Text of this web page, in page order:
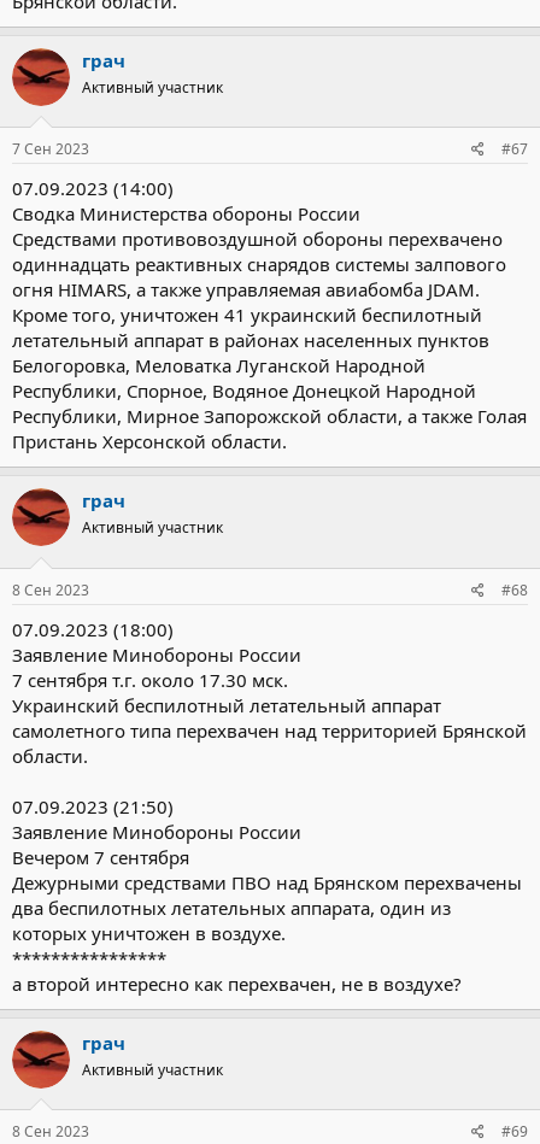
грач
Активный участник
7 Сен 2023 #67
07.09.2023 (14:00)
Сводка Министерства обороны России
Средствами противовоздушной обороны перехвачено
одиннадцать реактивных снарядов системы залпового
огня HIMARS, а также управляемая авиабомба JDAM.
Кроме того, уничтожен 41 украинский беспилотный
летательный аппарат в районах населенных пунктов
Белогоровка, Меловатка Луганской Народной
Республики, Спорное, Водяное Донецкой Народной
Республики, Мирное Запорожской области, а также Голая
Пристань Херсонской области.
грач
Активный участник
8 Сен 2023 #68
07.09.2023 (18:00)
Заявление Минобороны России
7 сентября т.г. около 17.30 мск.
Украинский беспилотный летательный аппарат
самолетного типа перехвачен над территорией Брянской
области.
07.09.2023 (21:50)
Заявление Минобороны России
Вечером 7 сентября
Дежурными средствами ПВО над Брянском перехвачены
два беспилотных летательных аппарата, один из
которых уничтожен в воздухе.
****************
а второй интересно как перехвачен, не в воздухе?
грач
Активный участник
8 Сен 2023 #69